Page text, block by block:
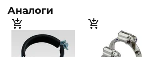
Аналоги